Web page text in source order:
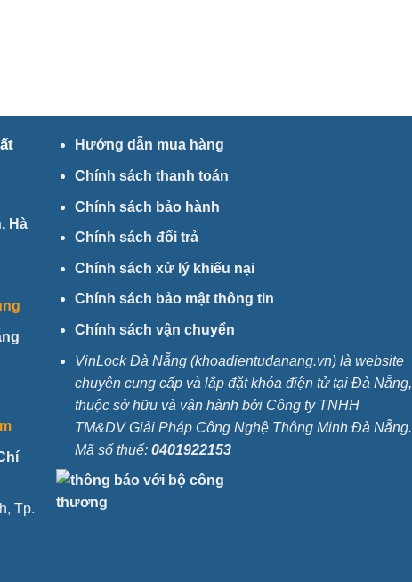
Hà
Tp.
Hướng dẫn mua hàng
Chính sách thanh toán
Chính sách bảo hành
Chính sách đổi trả
Chính sách xử lý khiếu nại
Chính sách bảo mật thông tin
Chính sách vận chuyển
VinLock Đà Nẵng (khoadientudanang.vn) là website
chuyên cung cấp và lắp đặt khóa điện tử tại Đà Nẵng,
thuộc sở hữu và vận hành bởi Công ty TNHH
TM&DV Giải Pháp Công Nghệ Thông Minh Đà Nẵng.
Mã số thuế:0401922153